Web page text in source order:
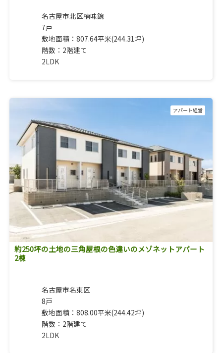
名古屋市北区楠味鋺
7戸
敷地面積：807.64平米(244.31坪)
階数：2階建て
2LDK
約250坪の土地の三角屋根の色違いのメゾネットアパート
2棟
名古屋市名東区
8戸
敷地面積：808.00平米(244.42坪)
階数：2階建て
2LDK
アパート経営